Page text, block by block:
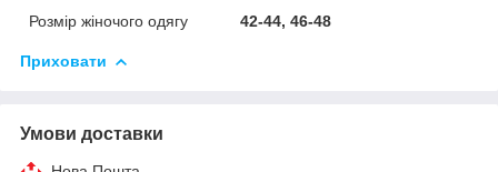
Розмір жіночого одягу
42-44, 46-48
Приховати
Умови доставки